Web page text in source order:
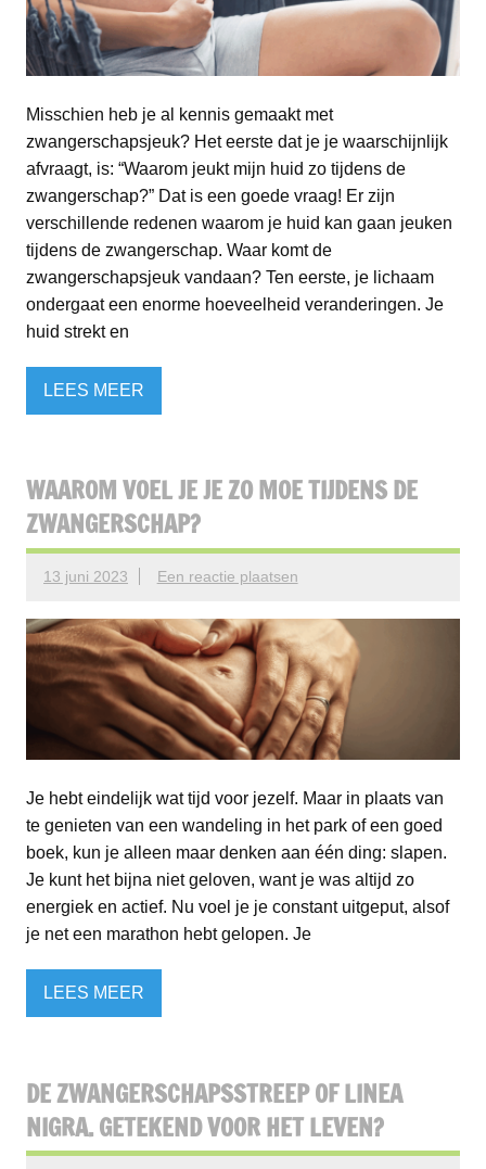
Misschien heb je al kennis gemaakt met
zwangerschapsjeuk? Het eerste dat je je waarschijnlijk
afvraagt, is: “Waarom jeukt mijn huid zo tijdens de
zwangerschap?” Dat is een goede vraag! Er zijn
verschillende redenen waarom je huid kan gaan jeuken
tijdens de zwangerschap. Waar komt de
zwangerschapsjeuk vandaan? Ten eerste, je lichaam
ondergaat een enorme hoeveelheid veranderingen. Je
huid strekt en
LEES MEER
WAAROM VOEL JE JE ZO MOE TIJDENS DE
ZWANGERSCHAP?
13 juni 2023 Een reactie plaatsen
Je hebt eindelijk wat tijd voor jezelf. Maar in plaats van
te genieten van een wandeling in het park of een goed
boek, kun je alleen maar denken aan één ding: slapen.
Je kunt het bijna niet geloven, want je was altijd zo
energiek en actief. Nu voel je je constant uitgeput, alsof
je net een marathon hebt gelopen. Je
LEES MEER
DE ZWANGERSCHAPSSTREEP OF LINEA
NIGRA. GETEKEND VOOR HET LEVEN?